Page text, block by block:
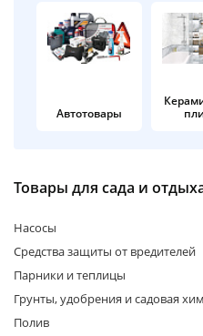
Автотовары
Товары для сада и
Насосы
Средства защиты от вредителей
Парники и теплицы
Грунты, удобрения и садовая
Полив
недели